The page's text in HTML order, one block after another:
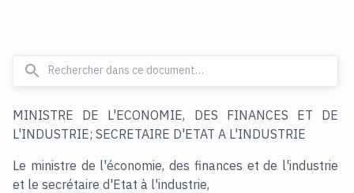
MINISTRE DE L'ECONOMIE, DES FINANCES ET DE
L'INDUSTRIE; SECRETAIRE D'ETAT A L'INDUSTRIE
Le ministre de l'économie, des finances et de l'industrie
et le secrétaire d'Etat à l'industrie,